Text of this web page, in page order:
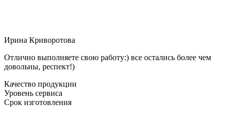
Ирина Криворотова
Отлично выполняете свою работу:) все остались более чем
довольны, респект!)
Качество продукции
Уровень сервиса
Срок изготовления